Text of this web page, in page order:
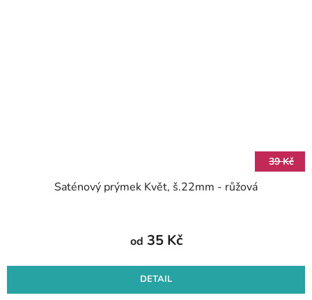
39 Kč
Saténový prýmek Květ, š.22mm - růžová
od 35 Kč
DETAIL